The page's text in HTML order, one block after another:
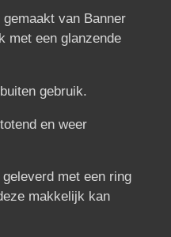
van Banner
met een glanzende
gebruik.
en weer
met een ring
makkelijk kan